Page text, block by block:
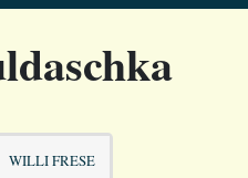
WILLI FRESE